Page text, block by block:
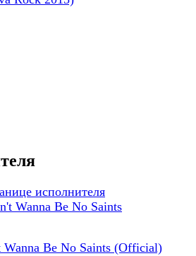
исполнителя
Be No Saints (Official)